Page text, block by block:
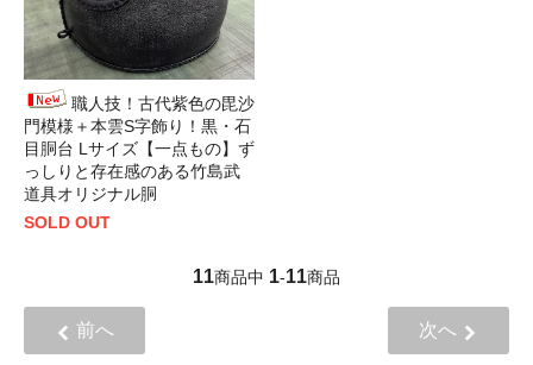
職人技！古代紫色の毘沙
門模様＋本雲S字飾り！黒・石
目胴台 Lサイズ【一点もの】ず
っしりと存在感のある竹島武
道具オリジナル胴
SOLD OUT
11商品中 1-11商品
前へ 次へ